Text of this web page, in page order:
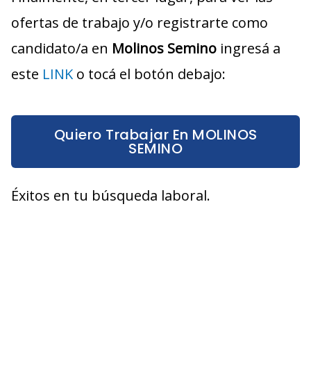
ofertas de trabajo y/o registrarte como
candidato/a en Molinos Semino ingresá a
este LINK o tocá el botón debajo:
Quiero Trabajar En MOLINOS
SEMINO
Éxitos en tu búsqueda laboral.